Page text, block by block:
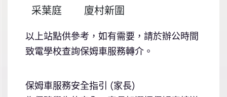
采葉庭 廈村新圍
以上站點供參考，如有需要，請於辦公時間
致電學校查詢保姆車服務轉介。
保姆車服務安全指引 (家長)